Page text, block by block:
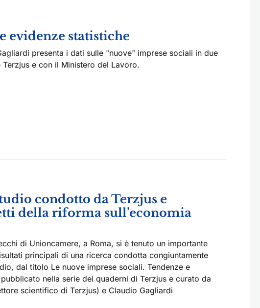
evidenze statistiche
presenta i dati sulle "nuove" imprese sociali in due
e con il Ministero del Lavoro.
condotto da Terzjus e
della riforma sull’economia
di Unioncamere, a Roma, si è tenuto un importante
principali di una ricerca condotta congiuntamente
dal titolo Le nuove imprese sociali. Tendenze e
nella serie dei quaderni di Terzjus e curato da
scientifico di Terzjus) e Claudio Gagliardi